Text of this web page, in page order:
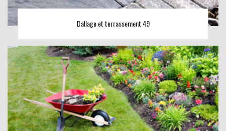
Dallage et terrassement 49